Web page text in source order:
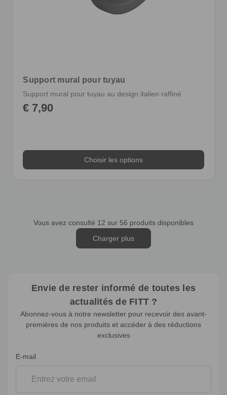
Support mural pour tuyau
Support mural pour tuyau au design italien raffiné
€ 7,90
Choisir les options
Vous avez consulté 12 sur 56 produits disponibles
Charger plus
Envie de rester informé de toutes les
actualités de FITT ?
Abonnez-vous à notre newsletter pour recevoir des avant-
premières de nos produits et accéder à des réductions
exclusives
Inscription
E-mail